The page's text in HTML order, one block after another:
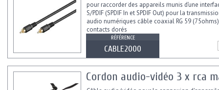
pour raccorder des appareils munis d’une
S/PDIF (SPDIF In et SPDIF Out) pour la
audio numériques câble coaxial RG 59
contacts dorés
RÉFÉRENCE
CABLE2000
Cordon audio-vidéo 3 x rca